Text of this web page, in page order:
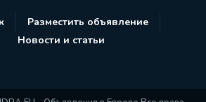
Разместить объявление
Новости и статьи